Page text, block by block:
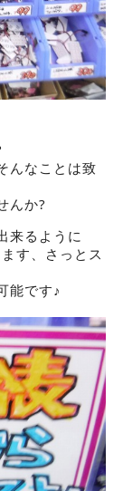
んなことは致
んか?
来るように
す、さっとス
能です♪